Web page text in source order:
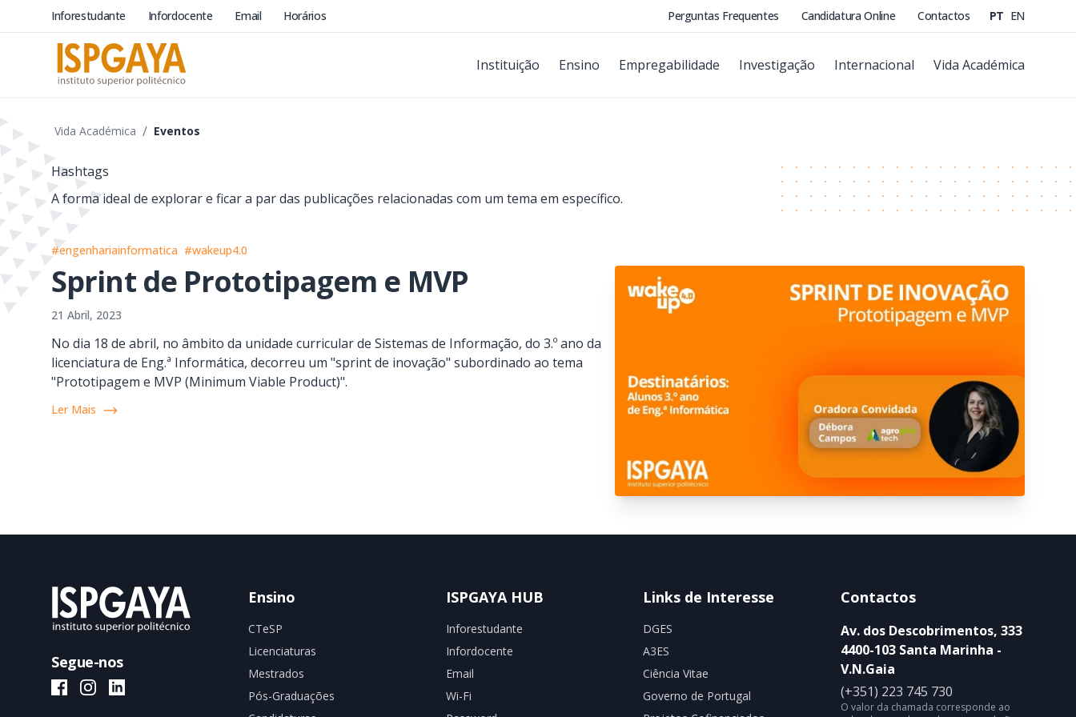
Inforestudante Infordocente Email Horários Perguntas Frequentes Candidatura Online Contactos PT EN
Instituição Ensino Empregabilidade Investigação Internacional Vida Académica
Vida Académica / Eventos
Hashtags
A forma ideal de explorar e ficar a par das publicações relacionadas com um tema em específico.
#engenhariainformatica #wakeup4.0
Sprint de Prototipagem e MVP
21 Abril, 2023
No dia 18 de abril, no âmbito da unidade curricular de Sistemas de Informação, do 3.º ano da
licenciatura de Eng.ª Informática, decorreu um "sprint de inovação" subordinado ao tema
"Prototipagem e MVP (Minimum Viable Product)".
Ler Mais
Segue-nos
ISPGAYA Facebook
ISPGAYA Instagram
ISPGAYA LinkedIn
Ensino
CTeSP
Licenciaturas
Mestrados
Pós-Graduações
ISPGAYA HUB
Inforestudante
Infordocente
Email
Wi-Fi
Links de Interesse
DGES
A3ES
Ciência Vitae
Governo de Portugal
Contactos
Av. dos Descobrimentos, 333
4400-103 Santa Marinha -
V.N.Gaia
(+351) 223 745 730
O valor da chamada corresponde ao